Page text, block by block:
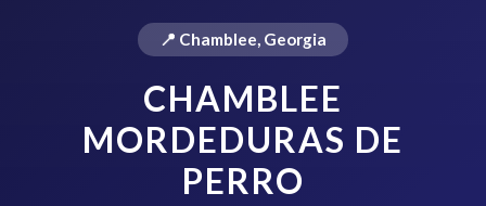
📍 Chamblee, Georgia
CHAMBLEE
MORDEDURAS DE
PERRO